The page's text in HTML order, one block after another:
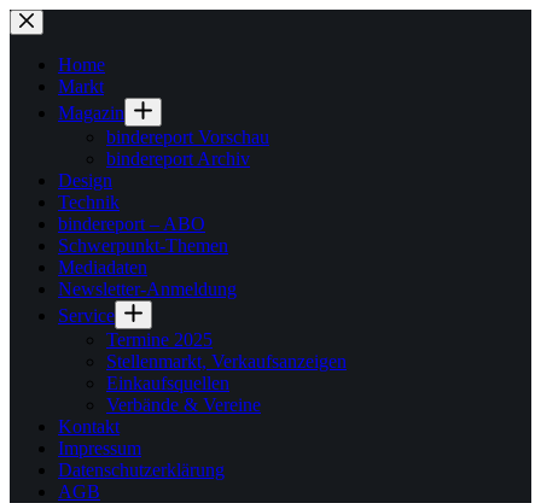
Zum
Inhalt
springenHome
Markt
Magazin
bindereport Vorschau
bindereport Archiv
Design
Technik
bindereport – ABO
Schwerpunkt-Themen
Mediadaten
Newsletter-Anmeldung
Service
Termine 2025
Stellenmarkt, Verkaufsanzeigen
Einkaufsquellen
Verbände & Vereine
Kontakt
Impressum
Datenschutzerklärung
AGB